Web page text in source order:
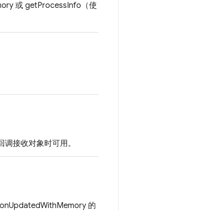
或 getProcessInfo（使
接收对象时可用。
的